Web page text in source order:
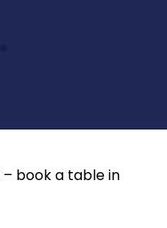
– book a table in